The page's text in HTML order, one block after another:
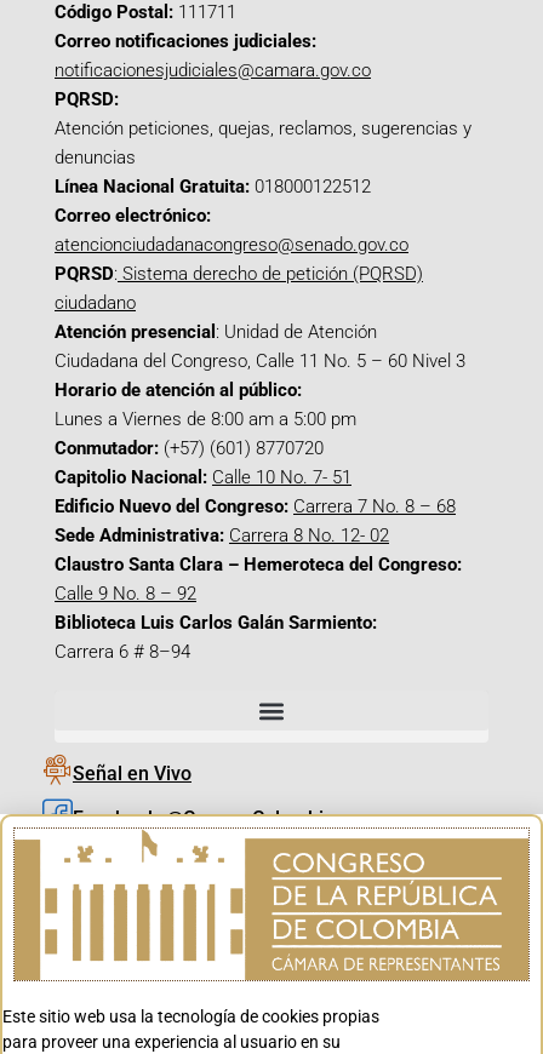
Código Postal: 111711
Correo notificaciones judiciales:
notificacionesjudiciales@camara.gov.co
PQRSD:
Atención peticiones, quejas, reclamos, sugerencias y
denuncias
Línea Nacional Gratuita: 018000122512
Correo electrónico:
atencionciudadanacongreso@senado.gov.co
PQRSD: Sistema derecho de petición (PQRSD)
ciudadano
Atención presencial : Unidad de Atención
Ciudadana del Congreso, Calle 11 No. 5 – 60 Nivel 3
Horario de atención al público:
Lunes a Viernes de 8:00 am a 5:00 pm
Conmutador: (+57) (601) 8770720
Capitolio Nacional: Calle 10 No. 7- 51
Edificio Nuevo del Congreso: Carrera 7 No. 8 – 68
Sede Administrativa: Carrera 8 No. 12- 02
Claustro Santa Clara – Hemeroteca del Congreso:
Calle 9 No. 8 – 92
Biblioteca Luis Carlos Galán Sarmiento:
Carrera 6 # 8–94
Señal en Vivo
Facebook_@CamaraColombia
Instagram_@CamaraColombia
X_@CamaraColombia
Youtube_@CamaraColombia
Youtube_@CanalCongreso
Este sitio web usa la tecnología de cookies propias
para proveer una experiencia al usuario en su